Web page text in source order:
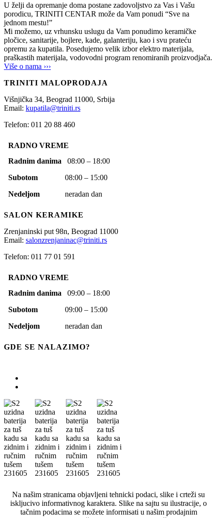
U želji da opremanje doma postane zadovoljstvo za Vas i Vašu
porodicu, TRINITI CENTAR može da Vam ponudi “Sve na
jednom mestu!”
Mi možemo, uz vrhunsku uslugu da Vam ponudimo keramičke
pločice, sanitarije, bojlere, kade, galanteriju, kao i svu prateću
opremu za kupatila. Posedujemo velik izbor elektro materijala,
praškastih materijala, vodovodni program renomiranih proizvodjača.
Više o nama ›››
TRINITI MALOPRODAJA
Višnjička 34, Beograd 11000, Srbija
Email: kupatila@triniti.rs
Telefon: 011 20 88 460
RADNO VREME
Radnim danima 08:00 – 18:00
Subotom 08:00 – 15:00
Nedeljom neradan dan
SALON KERAMIKE
Zrenjaninski put 98n, Beograd 11000
Email: salonzrenjaninac@triniti.rs
Telefon: 011 77 01 591
RADNO VREME
Radnim danima 09:00 – 18:00
Subotom 09:00 – 15:00
Nedeljom neradan dan
GDE SE NALAZIMO?
Na našim stranicama objavljeni tehnicki podaci, slike i crteži su
iskljucivo informativnog karaktera. Slike na sajtu su ilustracije, o
tačnim podacima se možete informisati u našim prodajnim